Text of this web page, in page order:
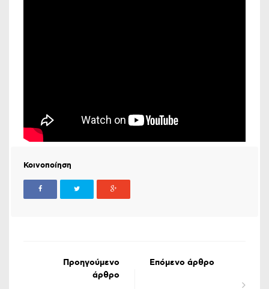
Κοινοποίηση
Προηγούμενο
άρθρο
Επόμενο άρθρο